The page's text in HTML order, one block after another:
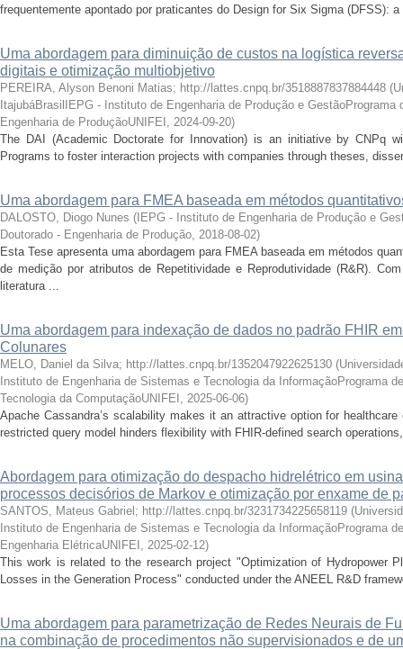
frequentemente apontado por praticantes do Design for Six Sigma (DFSS):
Uma abordagem para diminuição de custos na logística
digitais e otimização multiobjetivo
PEREIRA, Alyson Benoni Matias; http://lattes.cnpq.br/3518887837884448 (
ItajubáBrasilIEPG - Instituto de Engenharia de Produção e GestãoPrograma
Engenharia de ProduçãoUNIFEI , 2024-09-20)
The DAI (Academic Doctorate for Innovation) is an initiative by CNPq
Programs to foster interaction projects with companies through theses,
Uma abordagem para FMEA baseada em métodos
DALOSTO, Diogo Nunes ( IEPG - Instituto de Engenharia de Produção e
Doutorado - Engenharia de Produção, 2018-08-02)
Esta Tese apresenta uma abordagem para FMEA baseada em métodos
de medição por atributos de Repetitividade e Reprodutividade (R&R).
literatura ...
Uma abordagem para indexação de dados no padrão FHIR
Colunares
MELO, Daniel da Silva; http://lattes.cnpq.br/1352047922625130 (
Instituto de Engenharia de Sistemas e Tecnologia da InformaçãoPrograma
Tecnologia da ComputaçãoUNIFEI , 2025-06-06)
Apache Cassandra’s scalability makes it an attractive option for
restricted query model hinders flexibility with FHIR-defined search
Abordagem para otimização do despacho hidrelétrico em
processos decisórios de Markov e otimização por enxame de
SANTOS, Mateus Gabriel; http://lattes.cnpq.br/3231734225658119 (
Instituto de Engenharia de Sistemas e Tecnologia da InformaçãoPrograma
Engenharia ElétricaUNIFEI , 2025-02-12)
This work is related to the research project "Optimization of Hydropower
Losses in the Generation Process" conducted under the ANEEL R&D
Uma abordagem para parametrização de Redes Neurais de
na combinação de procedimentos não supervisionados e de